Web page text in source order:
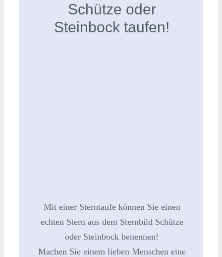
Schütze oder
Steinbock taufen!
Mit einer Sterntaufe können Sie einen
echten Stern aus dem Sternbild Schütze
oder Steinbock benennen!
Machen Sie einem lieben Menschen eine